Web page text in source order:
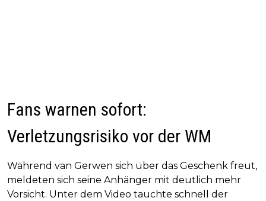
Fans warnen sofort:
Verletzungsrisiko vor der WM
Während van Gerwen sich über das Geschenk freut,
meldeten sich seine Anhänger mit deutlich mehr
Vorsicht. Unter dem Video tauchte schnell der